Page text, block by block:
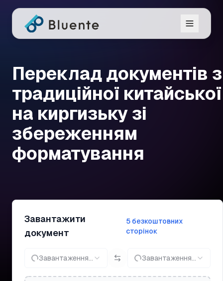
Переклад документів з
традиційної китайської
на киргизьку зі
збереженням
форматування
Завантажити
документ
5 безкоштовних
сторінок
Завантаження... Завантаження...